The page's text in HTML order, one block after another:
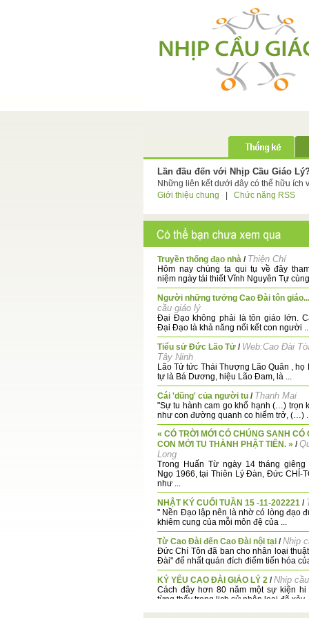
Lần đầu đến với Nhịp Cầu Giáo
Những liên kết dưới đây có thể hữu ích
Giới thiệu chung
Chức năng RSS
Truyền thống đạo nhà / Thiện Chí
Hôm nay chúng ta qui tụ về đây
niệm ngày tái thiết Vĩnh Nguyên Tự
Người những tưởng Cao Đài tôn giáo...
cầu giáo lý
Đại Đạo không phải là tôn giáo lớn.
Đại Đạo là khả năng nối kết con người
Tiểu sử Đức Lão Tử / Web:Cao Đài
Tây Ninh
Lão Tử tức Thái Thượng Lão Quân , họ
tự là Bá Dương, hiệu Lão Đam, là ...
Cái 'dũng' của người tu / Thanh Mai
"Sự tu hành cam go khổ hạnh (…) trọn
như con đường quanh co hiểm trở, (…)
« CÓ TRỜI MỚI CÓ CHÚNG SANH CÓ
CON MỚI TU THÀNH PHẬT TIÊN. » /
Long
Trong Huấn Từ ngày 14 tháng giêng
Ngọ 1966, tại Thiên Lý Đàn, Đức CHÍ-
như ...
NHẬT KÝ CUỐI TUẦN 15 -11-202221 /
" Nền Đạo lập nên là nhờ có lòng đạo
khiêm cung của mỗi môn đệ của ...
Từ Cao Đài đến Cao Đài nội tại /Nhịp
Đức Chí Tôn đã ban cho nhân loại
Đài" để nhất quán đích điểm tiến hóa
KỶ YẾU CAO ĐÀI GIÁO LÝ 2 /Nhip
Cách đây hơn 80 năm một sự kiện
từng thấy trong lịch sử nhân loại đã xảy ...